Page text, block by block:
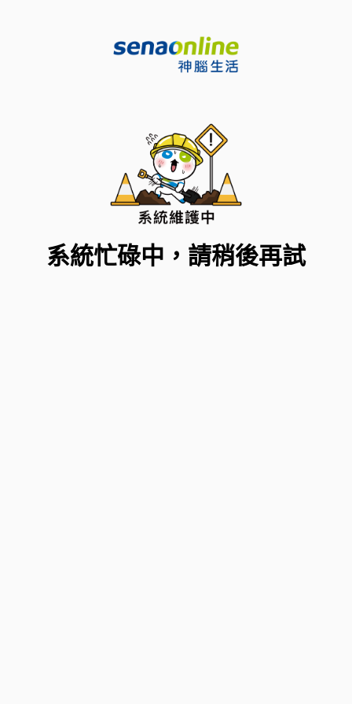
系統忙碌中，請稍後再試